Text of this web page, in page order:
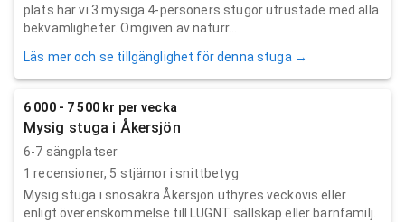
plats har vi 3 mysiga 4-personers stugor utrustade med alla
bekvämligheter. Omgiven av naturr...
Läs mer och se tillgänglighet för denna stuga →
6 000 - 7 500 kr per vecka
Mysig stuga i Åkersjön
6-7 sängplatser
1 recensioner, 5 stjärnor i snittbetyg
Mysig stuga i snösäkra Åkersjön uthyres veckovis eller
enligt överenskommelse till LUGNT sällskap eller barnfamilj.